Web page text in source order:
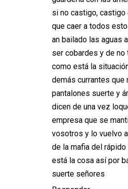
si no castigo,
que caer a todos
an bailado las aguas
ser cobardes y de no
como está la
demás currantes que
pantalones suerte y
dicen de una vez
empresa que se
vosotros y lo vuelvo
de la mafia del
está la cosa así por
suerte señores